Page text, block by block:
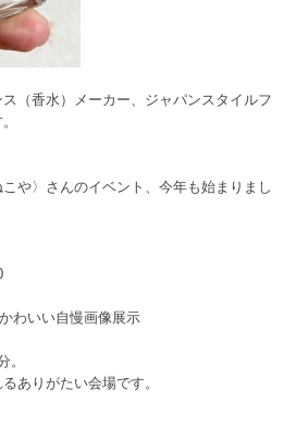
（香水）メーカー、ジャパンスタイルフ
や〉さんのイベント、今年も始まりまし
わいい自慢画像展示
。
ありがたい会場です。